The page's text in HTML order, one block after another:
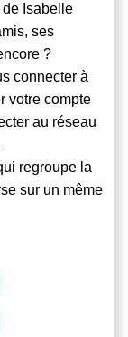
de Isabelle
ses
?
connecter à
votre compte
au réseau
regroupe la
sur un même